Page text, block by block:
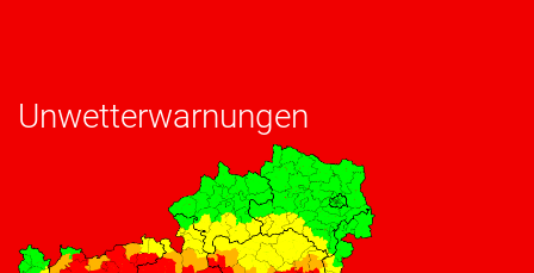
Unwetterwarnungen